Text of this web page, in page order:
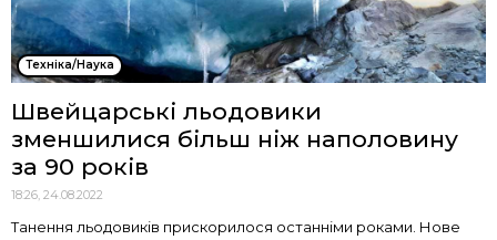
Техніка/Наука
Швейцарські льодовики
зменшилися більш ніж наполовину
за 90 років
18:26, 24.08.2022
Танення льодовиків прискорилося останніми роками. Нове